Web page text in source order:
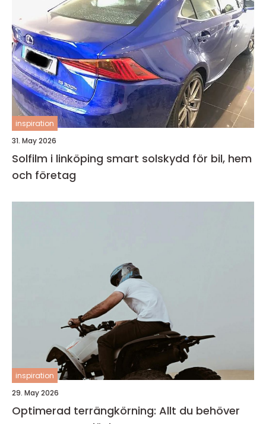
inspiration
31. May 2026
Solfilm i linköping smart solskydd för bil, hem
och företag
inspiration
29. May 2026
Optimerad terrängkörning: Allt du behöver